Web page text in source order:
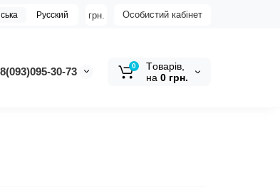
Особистий кабінет
грн.
Русский
30-73 0
Tоварів,
на 0 грн.